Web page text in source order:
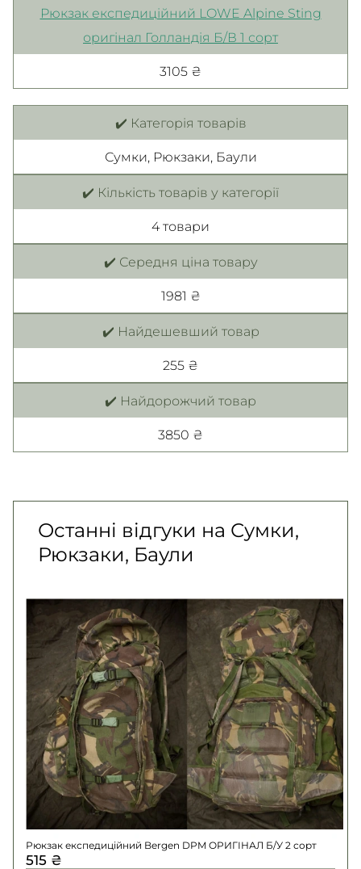
Рюкзак експедиційний LOWE Alpine Sting
оригінал Голландія Б/В 1 сорт
3105 ₴
✔️ Категорія товарів
Сумки, Рюкзаки, Баули
✔️ Кількість товарів у категорії
4 товари
✔️ Середня ціна товару
1981 ₴
✔️ Найдешевший товар
255 ₴
✔️ Найдорожчий товар
3850 ₴
Останні відгуки на Сумки,
Рюкзаки, Баули
Рюкзак експедиційний Bergen DPM ОРИГІНАЛ Б/У 2 сорт
515 ₴